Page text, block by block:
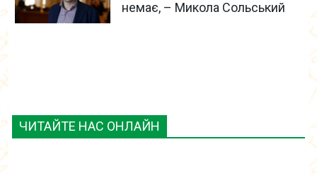
ЧИТАЙТЕ НАС ОНЛАЙН
немає, – Микола Сольський